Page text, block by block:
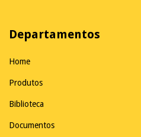
Departamentos
Home
Produtos
Biblioteca
Documentos